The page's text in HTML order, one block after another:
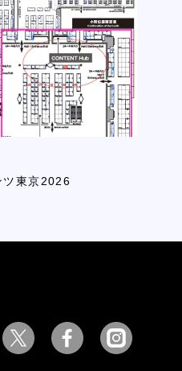
ツ東京2026